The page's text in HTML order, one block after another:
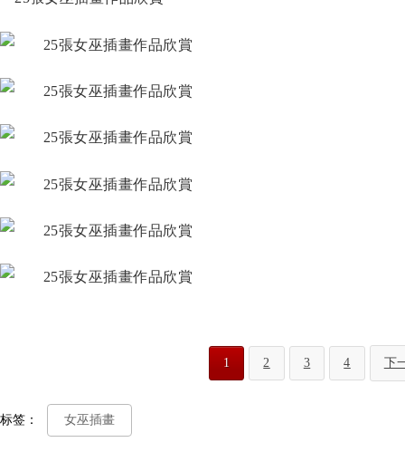
1 2 3 4 下
标签： 女巫插畫